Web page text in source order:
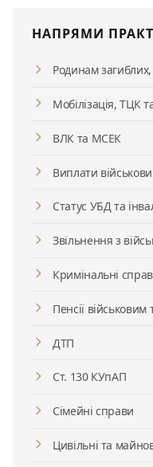
НАПРЯМИ
Родинам
Мобілізація, ТЦК
ВЛК та МСЕК
Виплати
Статус УБД та
Звільнення з
Кримінальні
Пенсії
ДТП
Ст. 130 КУпАП
Сімейні справи
Цивільні та